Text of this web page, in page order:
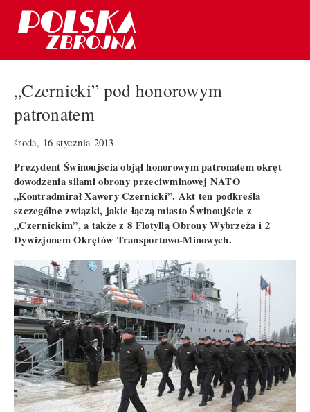
„Czernicki” pod honorowym
patronatem
środa, 16 stycznia 2013
Prezydent Świnoujścia objął honorowym patronatem okręt
dowodzenia siłami obrony przeciwminowej NATO
„Kontradmirał Xawery Czernicki”. Akt ten podkreśla
szczególne związki, jakie łączą miasto Świnoujście z
„Czernickim”, a także z 8 Flotyllą Obrony Wybrzeża i 2
Dywizjonem Okrętów Transportowo-Minowych.